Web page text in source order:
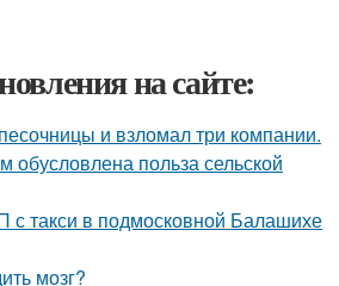
на сайте:
и взломал три компании.
обусловлена польза сельской
с такси в подмосковной Балашихе
мозг?